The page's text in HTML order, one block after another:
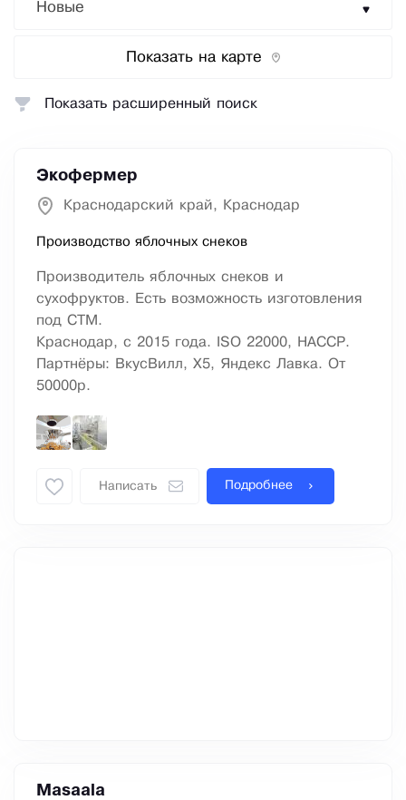
Новые
Показать на карте
Экофермер
Краснодарский край, Краснодар
Производство яблочных снеков
Производитель яблочных снеков и
сухофруктов. Есть возможность изготовления
под СТМ.
Краснодар, с 2015 года. ISO 22000, HACCP.
Партнёры: ВкусВилл, X5, Яндекс Лавка. От
50000р.
Написать Подробнее
Masaala
Показать расширенный поиск